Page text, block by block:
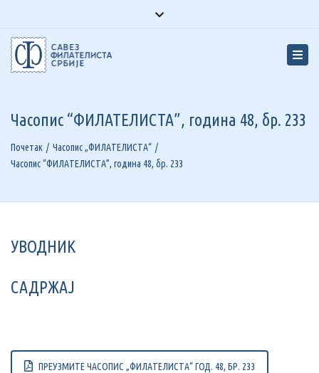
YoutubeInstagram
Часопис “ФИЛАТЕЛИСТА”, година 48, бр. 233
Почетак
Часопис „ФИЛАТЕЛИСТА“
Часопис “ФИЛАТЕЛИСТА”, година 48, бр. 233
УВОДНИК
САДРЖАЈ
ПРЕУЗМИТЕ ЧАСОПИС „ФИЛАТЕЛИСТА“ ГОД. 48, БР. 233